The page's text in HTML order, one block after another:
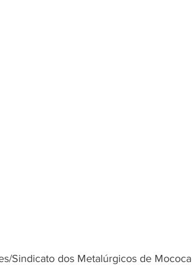
Sindicato dos Metalúrgicos de Mococa